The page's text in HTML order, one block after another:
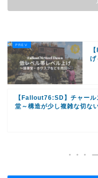
げ
【Fallout76:SD】チャール
堂～構造が少し複雑な切な